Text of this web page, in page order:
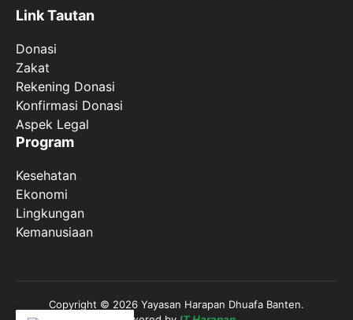
Link Tautan
Donasi
Zakat
Rekening Donasi
Konfirmasi Donasi
Aspek Legal
Program
Kesehatan
Ekonomi
Lingkungan
Kemanusiaan
Copyright © 2026 Yayasan Harapan Dhuafa Banten.